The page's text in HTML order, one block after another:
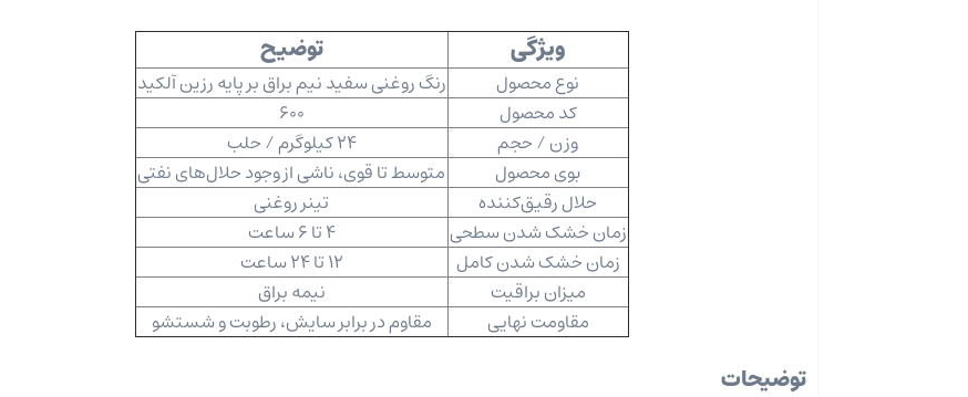
ویژگی
توضیح
نوع محصول
رنگ روغنی سفید نیم براق بر پایه رزین آلکید
کد محصول
600
وزن / حجم
24 کیلوگرم / حلب
بوی محصول
متوسط تا قوی، ناشی از وجود حلال‌های نفتی
حلال رقیق‌کننده
تینر روغنی
زمان خشک شدن سطحی
4 تا 6 ساعت
زمان خشک شدن کامل
12 تا 24 ساعت
میزان براقیت
نیمه براق
مقاومت نهایی
مقاوم در برابر سایش، رطوبت و شستشو
توضیحات